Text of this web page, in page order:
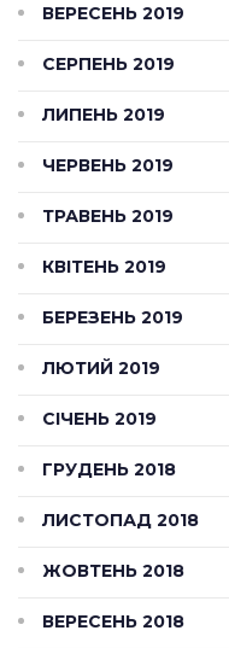
ВЕРЕСЕНЬ 2019
СЕРПЕНЬ 2019
ЛИПЕНЬ 2019
ЧЕРВЕНЬ 2019
ТРАВЕНЬ 2019
КВІТЕНЬ 2019
БЕРЕЗЕНЬ 2019
ЛЮТИЙ 2019
СІЧЕНЬ 2019
ГРУДЕНЬ 2018
ЛИСТОПАД 2018
ЖОВТЕНЬ 2018
ВЕРЕСЕНЬ 2018